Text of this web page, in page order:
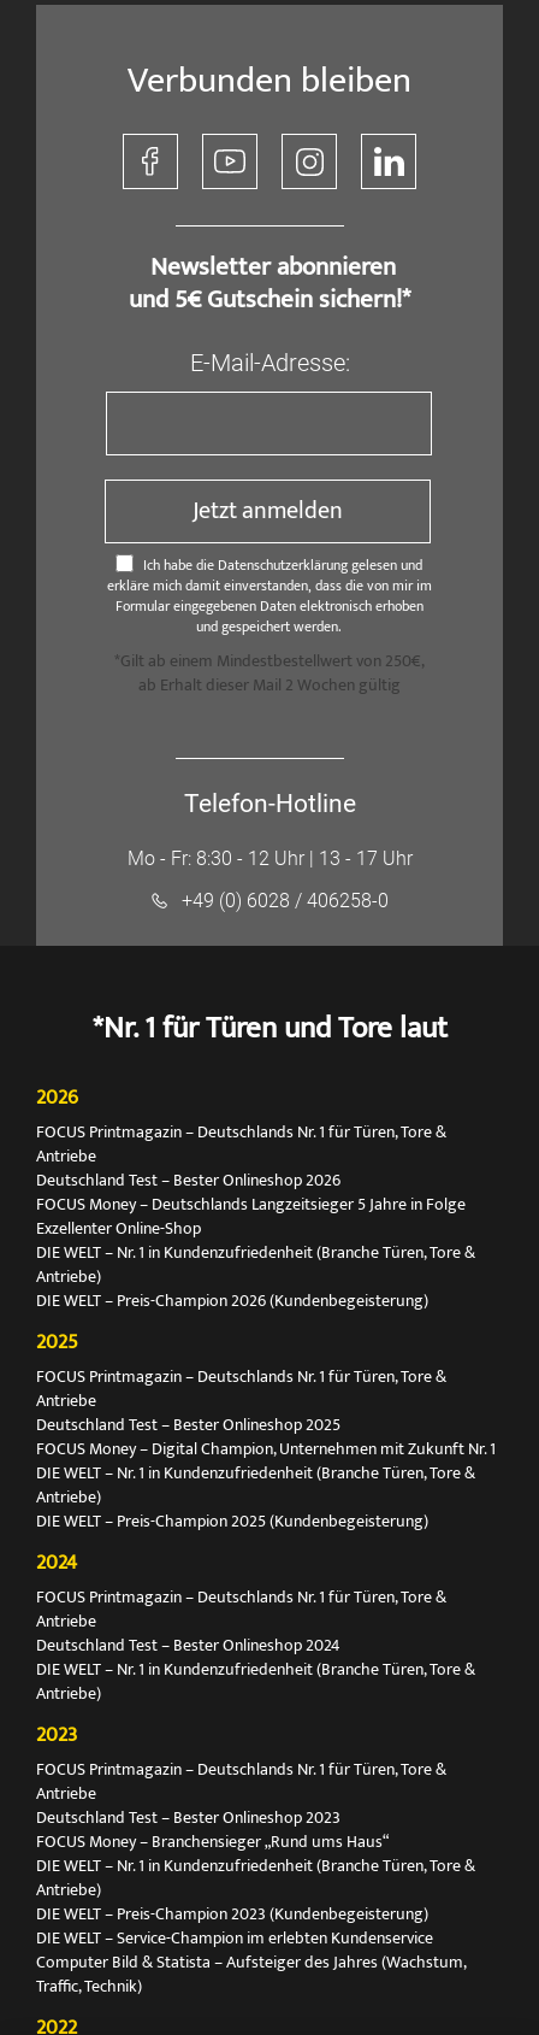
Verbunden bleiben
​ Newsletter abonnieren
und 5€ Gutschein sichern!*
E-Mail-Adresse:
Jetzt anmelden
Ich habe die Datenschutzerklärung gelesen und
erkläre mich damit einverstanden, dass die von mir im
Formular eingegebenen Daten elektronisch erhoben
und gespeichert werden.
*Gilt ab einem Mindestbestellwert von 250€,
ab Erhalt dieser Mail 2 Wochen gültig
Telefon-Hotline
Mo - Fr: 8:30 - 12 Uhr | 13 - 17 Uhr
+49 (0) 6028 / 406258-0
*Nr. 1 für Türen und Tore laut
2026
FOCUS Printmagazin – Deutschlands Nr. 1 für Türen, Tore &
Antriebe
Deutschland Test – Bester Onlineshop 2026
FOCUS Money – Deutschlands Langzeitsieger 5 Jahre in Folge
Exzellenter Online-Shop
DIE WELT – Nr. 1 in Kundenzufriedenheit (Branche Türen, Tore &
Antriebe)
DIE WELT – Preis-Champion 2026 (Kundenbegeisterung)
2025
FOCUS Printmagazin – Deutschlands Nr. 1 für Türen, Tore &
Antriebe
Deutschland Test – Bester Onlineshop 2025
FOCUS Money – Digital Champion, Unternehmen mit Zukunft Nr. 1
DIE WELT – Nr. 1 in Kundenzufriedenheit (Branche Türen, Tore &
Antriebe)
DIE WELT – Preis-Champion 2025 (Kundenbegeisterung)
2024
FOCUS Printmagazin – Deutschlands Nr. 1 für Türen, Tore &
Antriebe
Deutschland Test – Bester Onlineshop 2024
DIE WELT – Nr. 1 in Kundenzufriedenheit (Branche Türen, Tore &
Antriebe)
2023
FOCUS Printmagazin – Deutschlands Nr. 1 für Türen, Tore &
Antriebe
Deutschland Test – Bester Onlineshop 2023
FOCUS Money – Branchensieger „Rund ums Haus“
DIE WELT – Nr. 1 in Kundenzufriedenheit (Branche Türen, Tore &
Antriebe)
DIE WELT – Preis-Champion 2023 (Kundenbegeisterung)
DIE WELT – Service-Champion im erlebten Kundenservice
Computer Bild & Statista – Aufsteiger des Jahres (Wachstum,
Traffic, Technik)
2022